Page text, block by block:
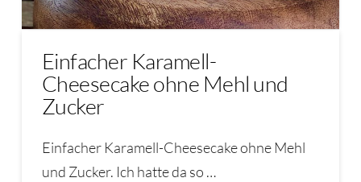
Einfacher Karamell-
Cheesecake ohne Mehl und
Zucker
Einfacher Karamell-Cheesecake ohne Mehl
und Zucker. Ich hatte da so …